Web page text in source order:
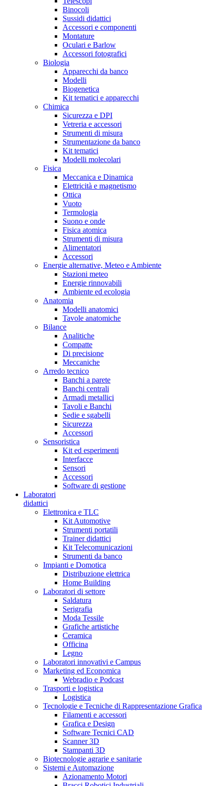
Binocoli
Sussidi didattici
Accessori e componenti
Montature
Oculari e Barlow
Accessori fotografici
Biologia
Apparecchi da banco
Modelli
Biogenetica
Kit tematici e apparecchi
Chimica
Sicurezza e DPI
Vetreria e accessori
Strumenti di misura
Strumentazione da banco
Kit tematici
Modelli molecolari
Fisica
Meccanica e Dinamica
Elettricità e magnetismo
Ottica
Vuoto
Termologia
Suono e onde
Fisica atomica
Strumenti di misura
Alimentatori
Accessori
Energie alternative, Meteo e Ambiente
Stazioni meteo
Energie rinnovabili
Ambiente ed ecologia
Anatomia
Modelli anatomici
Tavole anatomiche
Bilance
Analitiche
Compatte
Di precisione
Meccaniche
Arredo tecnico
Banchi a parete
Banchi centrali
Armadi metallici
Tavoli e Banchi
Sedie e sgabelli
Sicurezza
Accessori
Sensoristica
Kit ed esperimenti
Interfacce
Sensori
Accessori
Software di gestione
Laboratori
didattici
Elettronica e TLC
Kit Automotive
Strumenti portatili
Trainer didattici
Kit Telecomunicazioni
Strumenti da banco
Impianti e Domotica
Distribuzione elettrica
Home Building
Laboratori di settore
Saldatura
Serigrafia
Moda Tessile
Grafiche artistiche
Ceramica
Officina
Legno
Laboratori innovativi e Campus
Marketing ed Economica
Webradio e Podcast
Trasporti e logistica
Logistica
Tecnologie e Tecniche di Rappresentazione Grafica
Filamenti e accessori
Grafica e Design
Software Tecnici CAD
Scanner 3D
Stampanti 3D
Biotecnologie agrarie e sanitarie
Sistemi e Automazione
Azionamento Motori